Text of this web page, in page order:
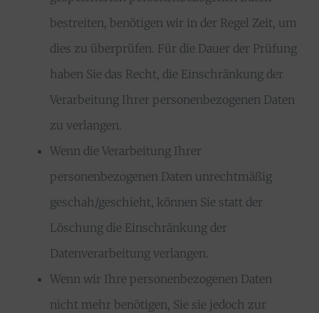
bestreiten, benötigen wir in der Regel Zeit, um
dies zu überprüfen. Für die Dauer der Prüfung
haben Sie das Recht, die Einschränkung der
Verarbeitung Ihrer personenbezogenen Daten
zu verlangen.
Wenn die Verarbeitung Ihrer
personenbezogenen Daten unrechtmäßig
geschah/geschieht, können Sie statt der
Löschung die Einschränkung der
Datenverarbeitung verlangen.
Wenn wir Ihre personenbezogenen Daten
nicht mehr benötigen, Sie sie jedoch zur